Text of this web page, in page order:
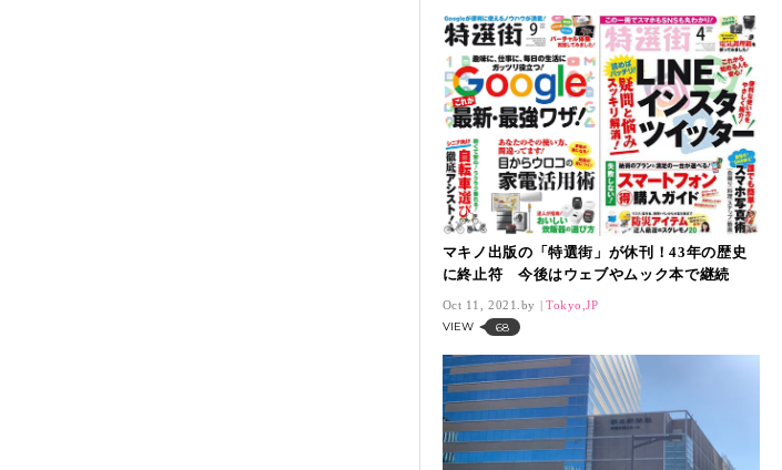
マキノ出版の「特選街」が休刊！43年の歴史
に終止符 今後はウェブやムック本で継続
Oct 11, 2021. Tokyo,JP
VIEW 68